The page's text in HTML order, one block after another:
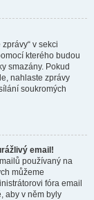
v sekci
kterého budou
smazány. Pokud
nahlaste zprávy
soukromých
email!
používaný na
můžeme
fóra email
aby v něm byly